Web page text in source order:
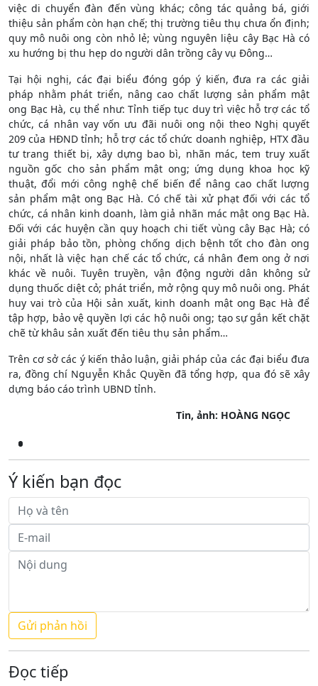
việc di chuyển đàn đến vùng khác; công tác quảng bá, giới
thiệu sản phẩm còn hạn chế; thị trường tiêu thụ chưa ổn định;
quy mô nuôi ong còn nhỏ lẻ; vùng nguyên liệu cây Bạc Hà có
xu hướng bị thu hẹp do người dân trồng cây vụ Đông…
Tại hội nghị, các đại biểu đóng góp ý kiến, đưa ra các giải
pháp nhằm phát triển, nâng cao chất lượng sản phẩm mật
ong Bạc Hà, cụ thể như: Tỉnh tiếp tục duy trì việc hỗ trợ các tổ
chức, cá nhân vay vốn ưu đãi nuôi ong nội theo Nghị quyết
209 của HĐND tỉnh; hỗ trợ các tổ chức doanh nghiệp, HTX đầu
tư trang thiết bị, xây dựng bao bì, nhãn mác, tem truy xuất
nguồn gốc cho sản phẩm mật ong; ứng dụng khoa học kỹ
thuật, đổi mới công nghệ chế biến để nâng cao chất lượng
sản phẩm mật ong Bạc Hà. Có chế tài xử phạt đối với các tổ
chức, cá nhân kinh doanh, làm giả nhãn mác mật ong Bạc Hà.
Đối với các huyện cần quy hoạch chi tiết vùng cây Bạc Hà; có
giải pháp bảo tồn, phòng chống dịch bệnh tốt cho đàn ong
nội, nhất là việc hạn chế các tổ chức, cá nhân đem ong ở nơi
khác về nuôi. Tuyên truyền, vận động người dân không sử
dụng thuốc diệt cỏ; phát triển, mở rộng quy mô nuôi ong. Phát
huy vai trò của Hội sản xuất, kinh doanh mật ong Bạc Hà để
tập hợp, bảo vệ quyền lợi các hộ nuôi ong; tạo sự gắn kết chặt
chẽ từ khâu sản xuất đến tiêu thụ sản phẩm…
Trên cơ sở các ý kiến thảo luận, giải pháp của các đại biểu đưa
ra, đồng chí Nguyễn Khắc Quyền đã tổng hợp, qua đó sẽ xây
dựng báo cáo trình UBND tỉnh.
Tin, ảnh: HOÀNG NGỌC
Ý kiến bạn đọc
Đọc tiếp